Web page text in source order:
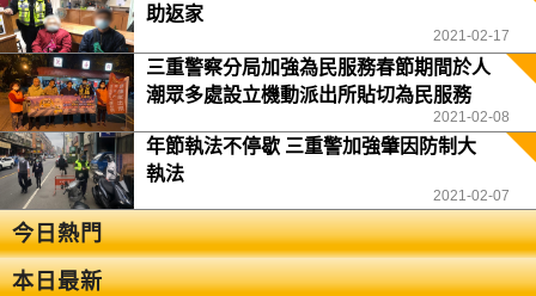
助返家
2021-02-17
三重警察分局加強為民服務春節期間於人
潮眾多處設立機動派出所貼切為民服務
2021-02-08
年節執法不停歇 三重警加強肇因防制大
執法
2021-02-07
今日熱門
本日最新